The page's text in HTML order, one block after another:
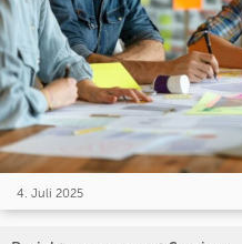
4. Juli 2025